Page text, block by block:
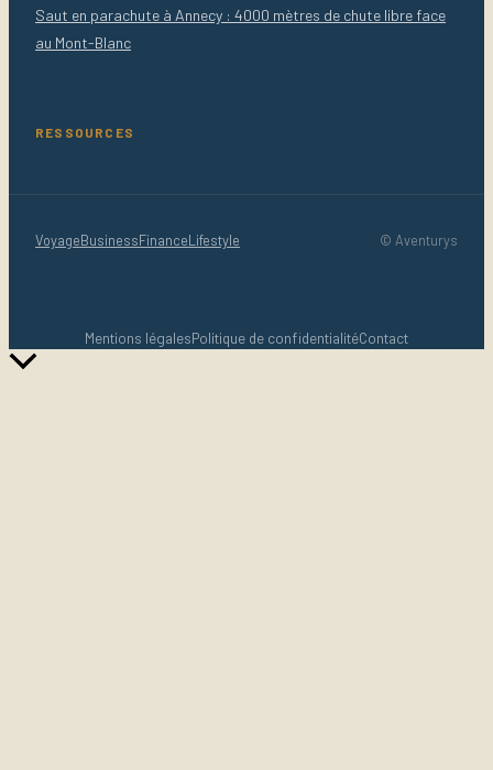
Saut en parachute à Annecy : 4000 mètres de chute libre face
au Mont-Blanc
RESSOURCES
VoyageBusinessFinanceLifestyle © Aventurys
Mentions légalesPolitique de confidentialitéContact